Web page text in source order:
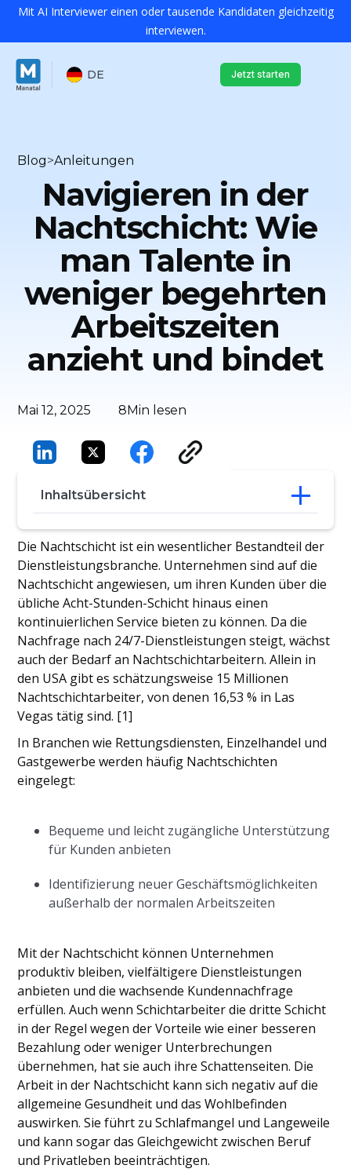
Mit AI Interviewer einen oder tausende Kandidaten gleichzeitig
interviewen.
DE Jetzt starten
Blog>Anleitungen
Navigieren in der
Nachtschicht: Wie
man Talente in
weniger begehrten
Arbeitszeiten
anzieht und bindet
Mai 12, 2025 8Min lesen
Inhaltsübersicht
Was Arbeitgeber über die Nachtschicht
wissen müssen
Praktische Tipps zur Gewinnung und
Bindung von Talenten in weniger
begehrten Arbeitszeiten
Schaffung eines besseren Arbeitsplatzes
in weniger begehrten Stunden
Die Nachtschicht ist ein wesentlicher Bestandteil der
Dienstleistungsbranche. Unternehmen sind auf die
Nachtschicht angewiesen, um ihren Kunden über die
übliche Acht-Stunden-Schicht hinaus einen
kontinuierlichen Service bieten zu können. Da die
Nachfrage nach 24/7-Dienstleistungen steigt, wächst
auch der Bedarf an Nachtschichtarbeitern. Allein in
den USA gibt es schätzungsweise 15 Millionen
Nachtschichtarbeiter, von denen 16,53 % in Las
Vegas tätig sind. [1]
In Branchen wie Rettungsdiensten, Einzelhandel und
Gastgewerbe werden häufig Nachtschichten
eingelegt:
Bequeme und leicht zugängliche Unterstützung
für Kunden anbieten
Identifizierung neuer Geschäftsmöglichkeiten
außerhalb der normalen Arbeitszeiten
Mit der Nachtschicht können Unternehmen
produktiv bleiben, vielfältigere Dienstleistungen
anbieten und die wachsende Kundennachfrage
erfüllen. Auch wenn Schichtarbeiter die dritte Schicht
in der Regel wegen der Vorteile wie einer besseren
Bezahlung oder weniger Unterbrechungen
übernehmen, hat sie auch ihre Schattenseiten. Die
Arbeit in der Nachtschicht kann sich negativ auf die
allgemeine Gesundheit und das Wohlbefinden
auswirken. Sie führt zu Schlafmangel und Langeweile
und kann sogar das Gleichgewicht zwischen Beruf
und Privatleben beeinträchtigen.